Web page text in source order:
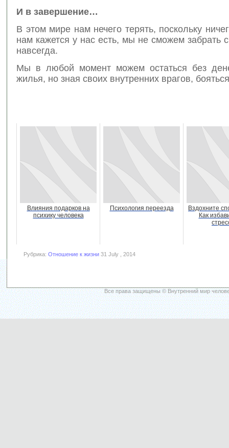
И в завершение…
В этом мире нам нечего терять, поскольку
нам кажется у нас есть, мы не сможем забрать
навсегда.
Мы в любой момент можем остаться без
жилья, но зная своих внутренних врагов,
Влияния подарков на
психику человека
Психология переезда
Вздохните
Как
Рубрика: Отношение к жизни 31 July , 2014
Все права защищены © Внутренний мир